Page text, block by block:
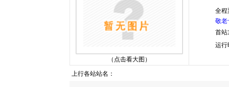
（点击看大图）
全程
敬老
首站
运行
上行各站站名：